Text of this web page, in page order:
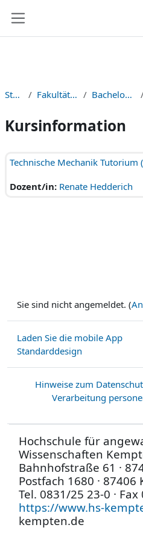
Startseite Fakultät Maschinenbau Bachelor of Engineering
Kursinformation
Technische Mechanik Tutorium
Dozent/in: Renate Hedderich
Sie sind nicht angemeldet. (
Laden Sie die mobile App
Standarddesign
Hinweise zum
Verarbeitung
Hochschule für
Wissenschaften
Bahnhofstraße 61 ·
Postfach 1680 · 87406
Tel. 0831/25 23-0 ·
https://www.hs-
kempten.de